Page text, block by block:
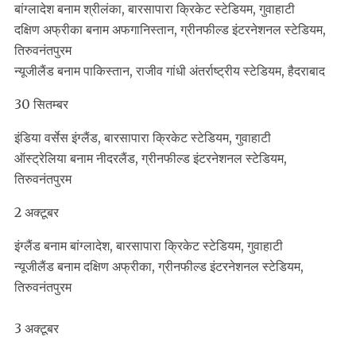
बांग्लादेश बनाम श्रीलंका, बारसापारा क्रिकेट स्टेडियम, गुवाहाटी
दक्षिण अफ्रीका बनाम अफगानिस्तान, ग्रीनफील्ड इंटरनेशनल स्टेडियम,
तिरुवनंतपुरम
न्यूजीलैंड बनाम पाकिस्तान, राजीव गांधी अंतर्राष्ट्रीय स्टेडियम, हैदराबाद
30 सितम्बर
इंडिया वर्सेस इंग्लैंड, बारसापारा क्रिकेट स्टेडियम, गुवाहाटी
ऑस्ट्रेलिया बनाम नीदरलैंड, ग्रीनफील्ड इंटरनेशनल स्टेडियम,
तिरुवनंतपुरम
2 अक्टूबर
इंग्लैंड बनाम बांग्लादेश, बारसापारा क्रिकेट स्टेडियम, गुवाहाटी
न्यूजीलैंड बनाम दक्षिण अफ्रीका, ग्रीनफील्ड इंटरनेशनल स्टेडियम,
तिरुवनंतपुरम
3 अक्टूबर